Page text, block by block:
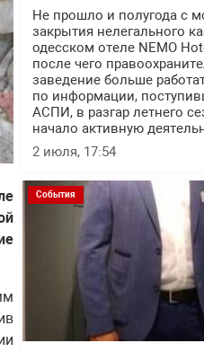
Не прошло и полугода с
закрытия нелегального
одесском отеле NEMO
после чего
заведение больше
по информации,
АСПИ, в разгар летнего
начало активную
2 июля, 17:54
События